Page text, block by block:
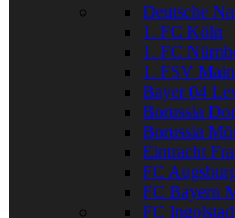
Deutsche
1. FC Köln
1. FC
1. FSV
Bayer 04
Borussia
Borussia
Eintracht
FC
FC Bayern
FC